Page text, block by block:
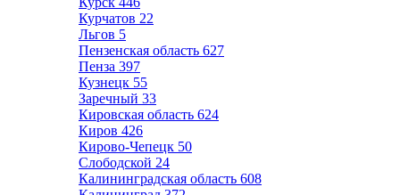
Курчатов 22
Льгов 5
Пензенская область 627
Пенза 397
Кузнецк 55
Заречный 33
Кировская область 624
Киров 426
Кирово-Чепецк 50
Слободской 24
Калининградская область 608